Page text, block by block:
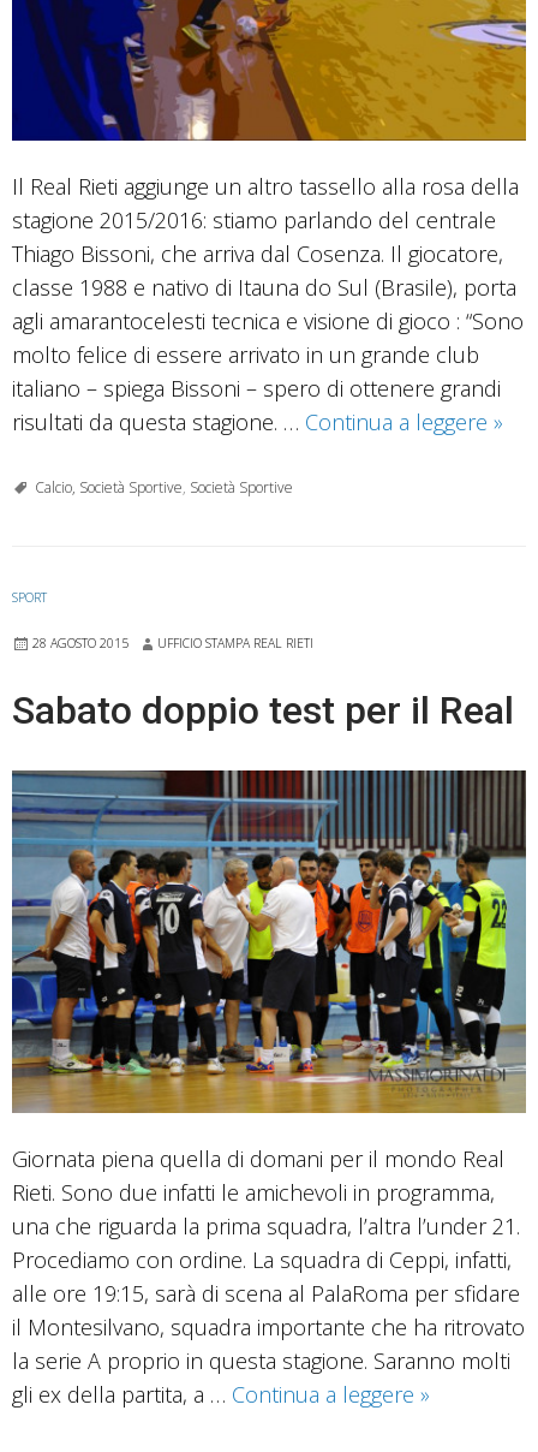
Il Real Rieti aggiunge un altro tassello alla rosa della
stagione 2015/2016: stiamo parlando del centrale
Thiago Bissoni, che arriva dal Cosenza. Il giocatore,
classe 1988 e nativo di Itauna do Sul (Brasile), porta
agli amarantocelesti tecnica e visione di gioco : “Sono
molto felice di essere arrivato in un grande club
italiano – spiega Bissoni – spero di ottenere grandi
risultati da questa stagione. … Continua a leggere »
Calcio, Società Sportive, Società Sportive
SPORT
28 AGOSTO 2015 UFFICIO STAMPA REAL RIETI
Sabato doppio test per il Real
Giornata piena quella di domani per il mondo Real
Rieti. Sono due infatti le amichevoli in programma,
una che riguarda la prima squadra, l’altra l’under 21.
Procediamo con ordine. La squadra di Ceppi, infatti,
alle ore 19:15, sarà di scena al PalaRoma per sfidare
il Montesilvano, squadra importante che ha ritrovato
la serie A proprio in questa stagione. Saranno molti
gli ex della partita, a … Continua a leggere Sabato
»